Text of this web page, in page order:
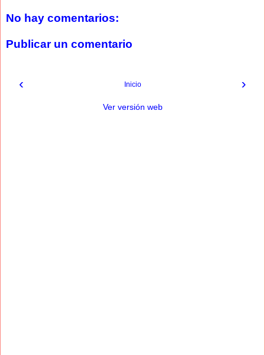
No hay comentarios:
Publicar un comentario
‹ ›
Inicio
Ver versión web